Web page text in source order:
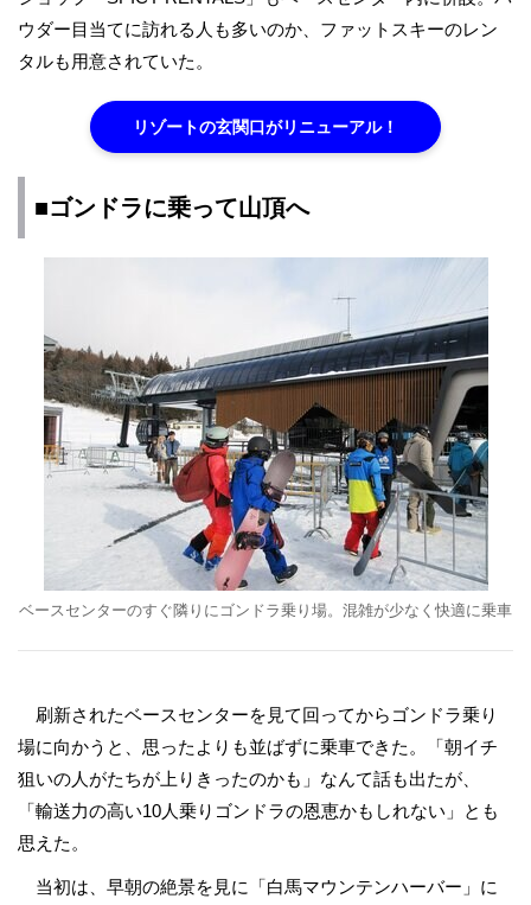
ウダー目当てに訪れる人も多いのか、ファットスキーのレン
タルも用意されていた。
リゾートの玄関口がリニューアル！
■ゴンドラに乗って山頂へ
ベースセンターのすぐ隣りにゴンドラ乗り場。混雑が少なく快適に乗車
刷新されたベースセンターを見て回ってからゴンドラ乗り
場に向かうと、思ったよりも並ばずに乗車できた。「朝イチ
狙いの人がたちが上りきったのかも」なんて話も出たが、
「輸送力の高い10人乗りゴンドラの恩恵かもしれない」とも
思えた。
当初は、早朝の絶景を見に「白馬マウンテンハーバー」に